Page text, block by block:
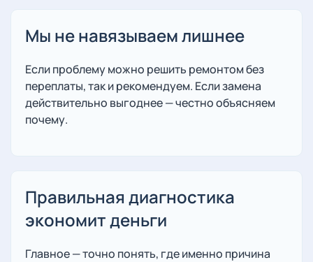
Мы не навязываем лишнее
Если проблему можно решить ремонтом без
переплаты, так и рекомендуем. Если замена
действительно выгоднее — честно объясняем
почему.
Правильная диагностика
экономит деньги
Главное — точно понять, где именно причина